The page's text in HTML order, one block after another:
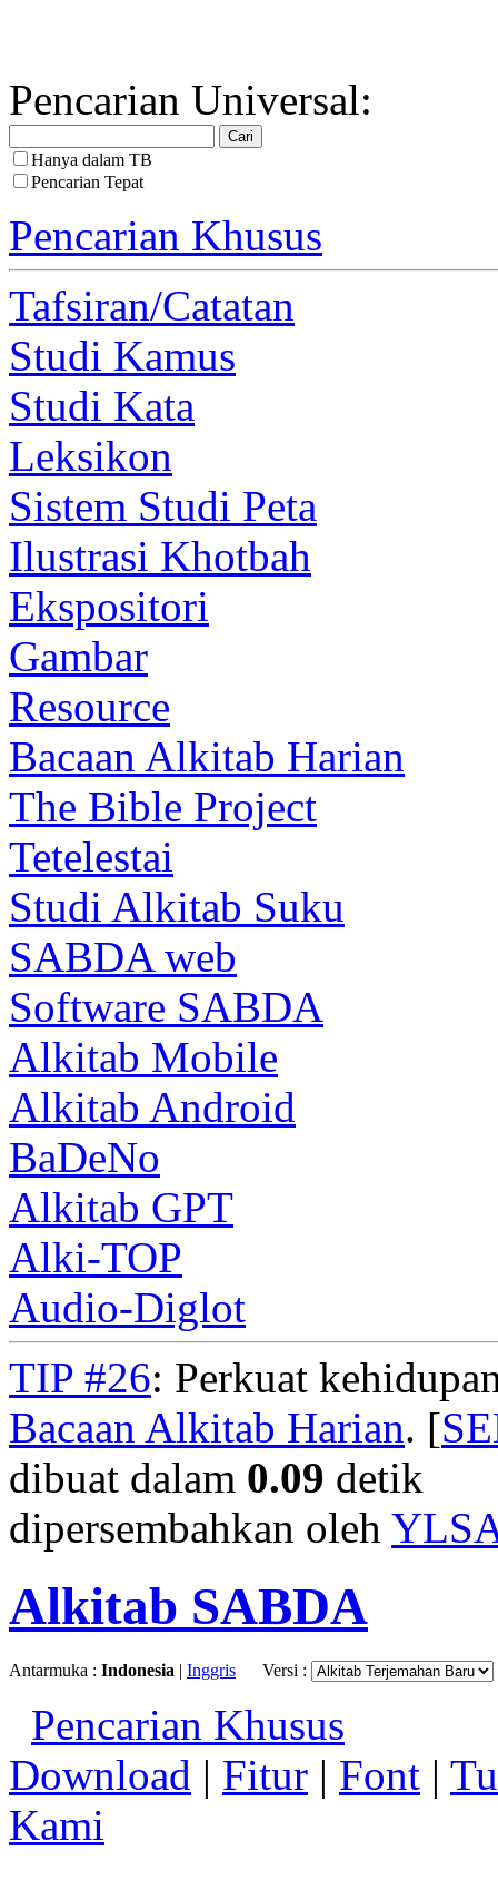
Pencarian Universal:
Hanya dalam TB
Pencarian Tepat
Pencarian Khusus
Tafsiran/Catatan
Studi Kamus
Studi Kata
Leksikon
Sistem Studi Peta
Ilustrasi Khotbah
Ekspositori
Gambar
Resource
Bacaan Alkitab Harian
The Bible Project
Tetelestai
Studi Alkitab Suku
SABDA web
Software SABDA
Alkitab Mobile
Alkitab Android
BaDeNo
Alkitab GPT
Alki-TOP
Audio-Diglot
TIP #26: Perkuat
Bacaan Alkitab Harian. [
dibuat dalam 0.09 detik
dipersembahkan oleh
Alkitab SABDA
Antarmuka : Indonesia | Inggris Versi :
Pencarian Khusus
Download | Fitur | Font |
Kami